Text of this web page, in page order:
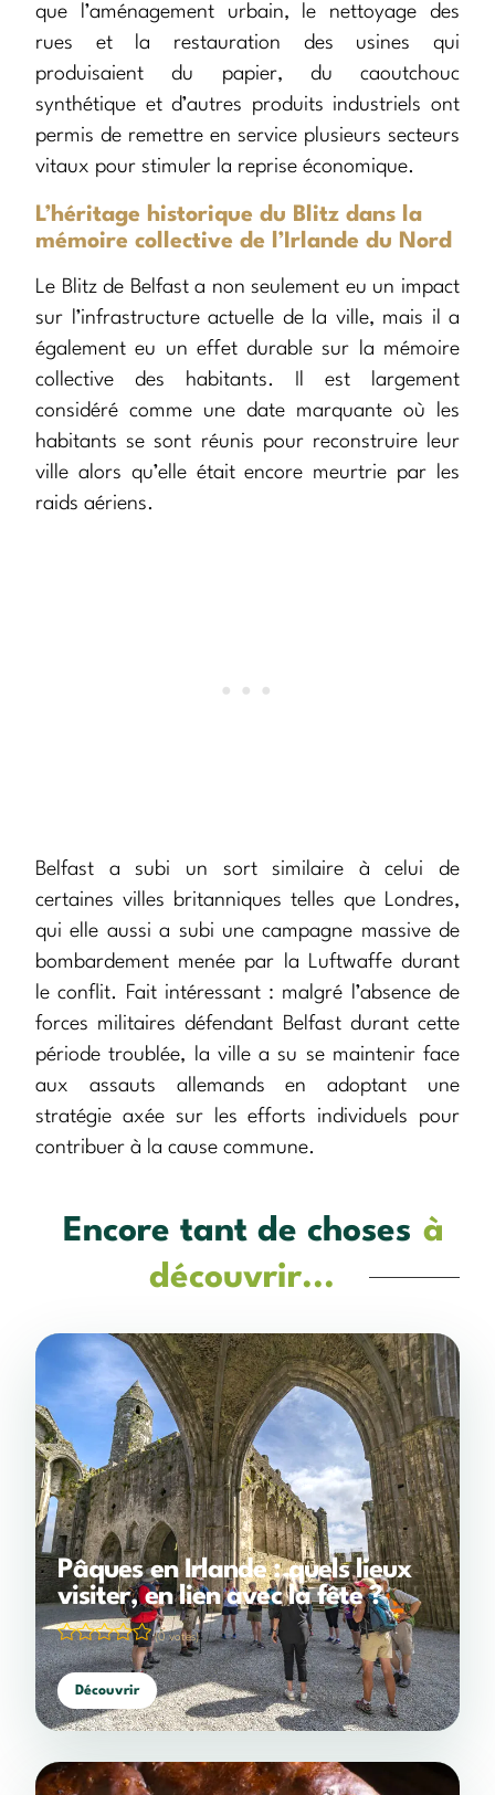
que l’aménagement urbain, le nettoyage des
rues et la restauration des usines qui
produisaient du papier, du caoutchouc
synthétique et d’autres produits industriels ont
permis de remettre en service plusieurs secteurs
vitaux pour stimuler la reprise économique.
L’héritage historique du Blitz dans la
mémoire collective de l’Irlande du Nord
Le Blitz de Belfast a non seulement eu un impact
sur l’infrastructure actuelle de la ville, mais il a
également eu un effet durable sur la mémoire
collective des habitants. Il est largement
considéré comme une date marquante où les
habitants se sont réunis pour reconstruire leur
ville alors qu’elle était encore meurtrie par les
raids aériens.
Belfast a subi un sort similaire à celui de
certaines villes britanniques telles que Londres,
qui elle aussi a subi une campagne massive de
bombardement menée par la Luftwaffe durant
le conflit. Fait intéressant : malgré l’absence de
forces militaires défendant Belfast durant cette
période troublée, la ville a su se maintenir face
aux assauts allemands en adoptant une
stratégie axée sur les efforts individuels pour
contribuer à la cause commune.
Encore tant de choses à
découvrir...
Pâques en Irlande : quels lieux
visiter, en lien avec la fête ?
(0 votes)
Découvrir